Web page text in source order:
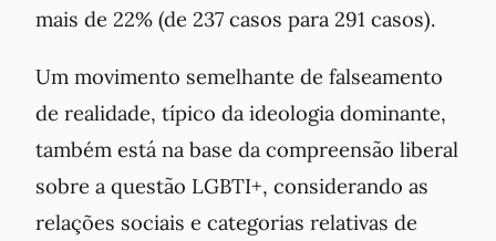
mais de 22% (de 237 casos para 291 casos).
Um movimento semelhante de falseamento
de realidade, típico da ideologia dominante,
também está na base da compreensão liberal
sobre a questão LGBTI+, considerando as
relações sociais e categorias relativas de